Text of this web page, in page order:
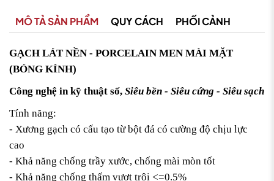
MÔ TẢ SẢN PHẨM QUY CÁCH PHỐI CẢNH
GẠCH LÁT NỀN - PORCELAIN MEN MÀI MẶT
(BÓNG KÍNH)
Công nghệ in kỹ thuật số, Siêu bền - Siêu cứng - Siêu sạch
Tính năng:
- Xương gạch có cấu tạo từ bột đá có cường độ chịu lực
cao
- Khả năng chống trầy xước, chống mài mòn tốt
- Khả năng chống thấm vượt trội <=0.5%